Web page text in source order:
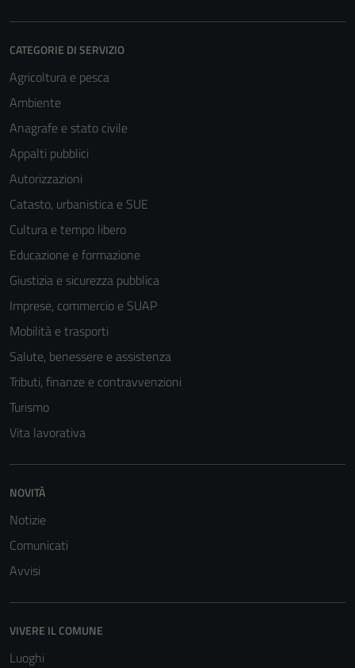
CATEGORIE DI SERVIZIO
Agricoltura e pesca
Ambiente
Anagrafe e stato civile
Appalti pubblici
Autorizzazioni
Catasto, urbanistica e SUE
Cultura e tempo libero
Educazione e formazione
Giustizia e sicurezza pubblica
Imprese, commercio e SUAP
Mobilità e trasporti
Salute, benessere e assistenza
Tributi, finanze e contravvenzioni
Turismo
Vita lavorativa
NOVITÀ
Notizie
Comunicati
Avvisi
VIVERE IL COMUNE
Luoghi